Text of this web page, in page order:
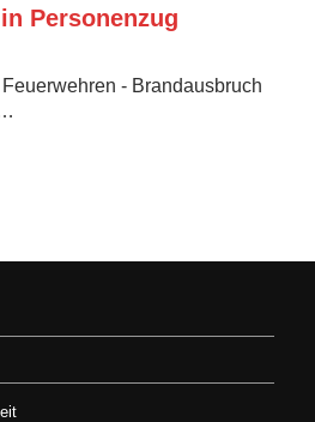
Personenzug
- Brandausbruch